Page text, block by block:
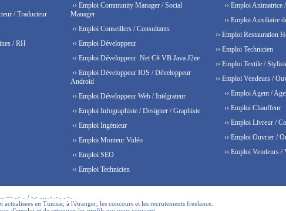
/ Traducteur
/ RH
›› Emploi Community Manager / Social
Manager
›› Emploi Conseillers / Consultants
›› Emploi Développeur
›› Emploi Développeur .Net C# VB Java J2ee
›› Emploi Développeur IOS / Développeur
Android
›› Emploi Développeur Web / Intégrateur
›› Emploi Infographiste / Designer / Graphiste
›› Emploi Ingénieur
›› Emploi Monteur Vidéo
›› Emploi SEO
›› Emploi Technicien
›› Emploi Animatrice
›› Emploi Auxiliaire
›› Emploi Restauration
›› Emploi Technicien
›› Emploi Textile /
›› Emploi Vendeurs /
›› Emploi Agent /
›› Emploi Chauffeur
›› Emploi Livreur /
›› Emploi Ouvrier /
›› Emploi Vendeurs /
--- ..- .. / -.- .... .- .-.. . -..
en Tunisie, à l'étranger, les concours et les recrutements freelance.